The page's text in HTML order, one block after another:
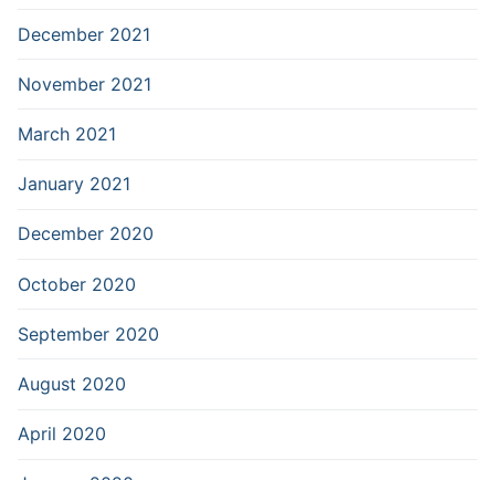
December 2021
November 2021
March 2021
January 2021
December 2020
October 2020
September 2020
August 2020
April 2020